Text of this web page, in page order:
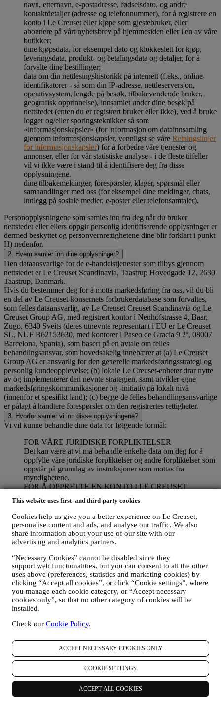
This website uses first- and third-party cookies
Cookies help us give you a better experience on Le Creuset,
personalise content and ads, and analyse our traffic. We also
share information about your use of our site with our
advertising and analytics partners.
“Necessary Cookies” cannot be disabled since they
support web functionalities, but you can consent to all the other
uses above (preferences, statistics and marketing cookies) by
clicking “Accept all cookies”, or click “Cookie settings”, where
you manage each cookie category, or “Accept necessary
cookies only”, so that no other category of cookies will be
installed.
Check our Cookie Policy.
ACCEPT NECESSARY COOKIES ONLY
COOKIE SETTINGS
ACCEPT ALL COOKIES
navn, etternavn, e-postadresse, fødselsdato, og andre
kontaktdetaljer (adresse og telefonnummer), for å registrere en
konto i Le Creuset eller kjøpe som gjestebruker, eller
abonnere på vårt nyhetsbrev på hjemmesiden eller i en av våre
butikker;
dine kjøpsdata, for eksempel dato og klokkeslett for kjøp,
leveringsdata, produkt- og betalingsdata og detaljer, for å
forvalte dine bestillinger;
data om din nettlesingshistorikk på internett (f.eks., online-
identifikatorer - så som din IP-adresse, nettleserversjon,
operativsystem, lengde på besøk, tilbakevendende bruker,
geografisk opprinnelse), innsamlet under dine besøk på
nettstedet (enten du er registrert bruker eller ikke), ved å bruke
logger og/eller sporingsteknikker så som
«informasjonskapsler» (for informasjon om datainnsamling
gjennom informasjonskapsler, vennligst se våre Retningslinjer
for informasjonskapsler) for å forbedre våre tjenester og
annonser, eller for vår statistiske analyse - i de fleste tilfeller
vil vi ikke være i stand til å identifisere deg fra disse
opplysningene.
dine tilbakemeldinger, forespørsler, klager, spørsmål eller
samhandlinger med oss (for eksempel dine meldinger, chats,
innlegg på sosiale medier, e-poster eller telefonsamtaler).
Personopplysningene som samles inn fra deg når du bruker
nettstedet eller ellers oppgir personlig identifiserende opplysninger er
dermed beskyttet og personvernrettighetene dine blir forklart i punkt
H) nedenfor.
2. Hvem samler inn dine opplysninger?
Den dataansvarlige for de e-handelstjenester som tilbys gjennom
nettstedet er Le Creuset Scandinavia, Taastrup Hovedgade 12, 2630
Taastrup, Danmark.
Hvis du bestemmer deg for å motta markedsføring fra oss, vil du bli
en del av Le Creuset-konsernets forbrukerdatabase som forvaltes,
som felles dataansvarlig, av Le Creuset Creuset Scandinavia og Le
Creuset Group AG, med registrert kontor i Neuhofstrasse 4, Baar,
Zugo, 6340 Sveits (deres utnevnte representant i EU er Le Creuset
SL, NUF B62153630, med kontorer i Paseo de Gracia 9 2º, 08007
Barcelona, Spania), som basert på en avtale om felles
behandlingsansvar, som hovedsakelig innebærer at (a) Le Creuset
Group AG er ansvarlig for den generelle markedsføringsstrategi og
personlig kundeopplevelse; (b) lokale Le Creuset-enheter drar nytte
av og implementerer den nevnte strategien, samt utvikler egne
markedsføringskommunikasjoner og -initiativ på lokalt nivå
(innenfor et spesifikt land); (c) begge de felles behandlingsansvarlige
er pålagt å håndtere forespørsler om den registrertes rettigheter.
3. Hvorfor samler vi inn disse opplysningene?
Vi vil kunne behandle dine data for følgende formål:
FOR VÅRE JURIDISKE FORPLIKTELSER
Det kan være at vi må behandle enkelte data om deg for å
oppfylle våre juridiske forpliktelser og andre forpliktelser som
oppstår på grunnlag av instruksjoner som mottas fra
myndighetene.
FOR Å OPPRETTE EN KONTO I LE CREUSET
som vil gi deg tilgang til en rekke fordeler tilegnet registrerte
brukere, for bedre å nyte våre tjenester, så som raskere
utsjekking, lagre flere forsendelsesadresser, vise og spore
bestillinger. Denne behandlingsaktiviteten er basert på den
kontraktsmessige utførelse av denne tjenesten.
VÅRE PRODUKTER, TJENESTER OG BISTAND TIL
DEG
Vi vil bruke dine data til å forvalte kontraktsforholdet med
deg, dine kjøp av produkter på nettstedet og/eller i en av våre
Le Creuset butikker, din bruk av nettstedet, eventuelle
etterfølgende ettersalgsbistand, eller din deltakelse i
konkurranser. Det kan være at vi må behandle enkelte data
om deg for våre administrative formål knyttet til
kontraktsforholdet med deg inkludert regnskapsføring,
bedrageri-screening, trygghet, sikkerhet, systemtesting,
vedlikehold, og statistisk analyse, osv. Av og til kan vi ha
behov for å kontakte deg av administrative eller driftsmessige
kjøp. Vi vil også bruke dine data til å svare på dine
forespørsler som sendes gjennom våre nettstedsskjemaer eller